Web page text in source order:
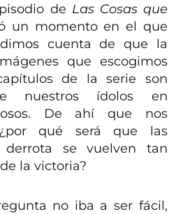
de Las Cosas que
un momento en el que
cuenta de que la
que escogimos
de la serie son
nuestros ídolos en
De ahí que nos
¿por qué será que las
se vuelven tan
la victoria?
no iba a ser fácil,